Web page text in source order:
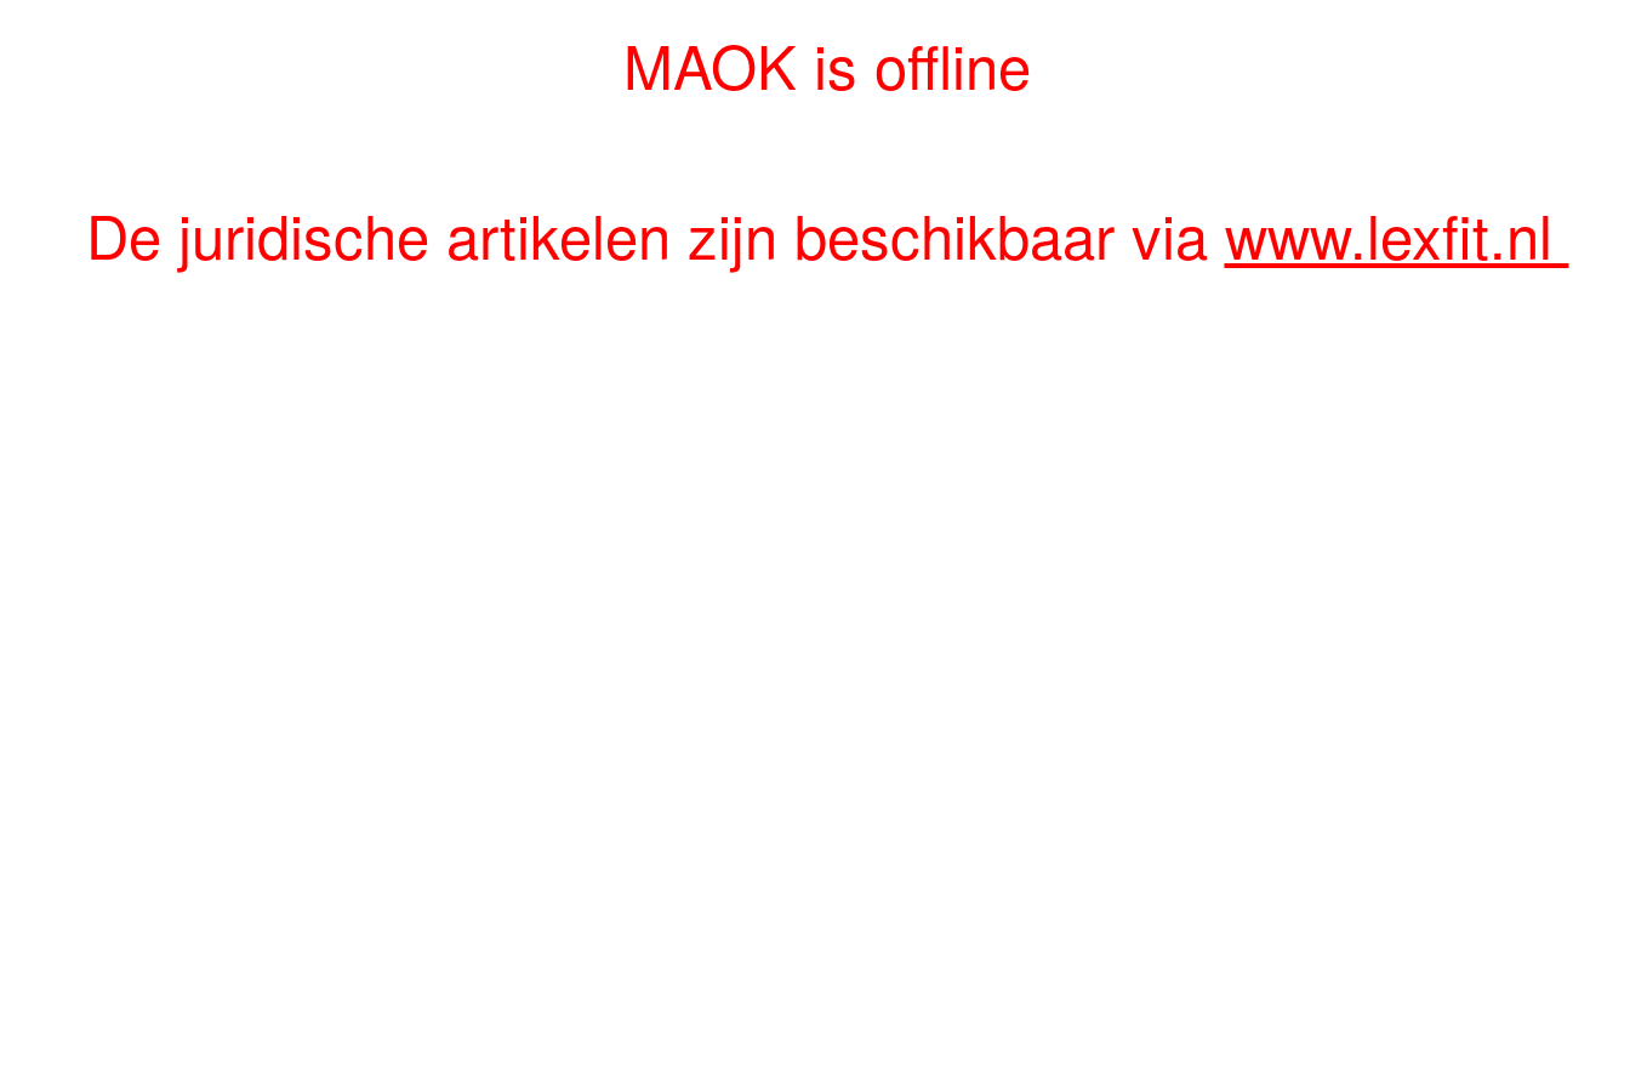
MAOK is offline
De juridische artikelen zijn beschikbaar via www.lexfit.nl